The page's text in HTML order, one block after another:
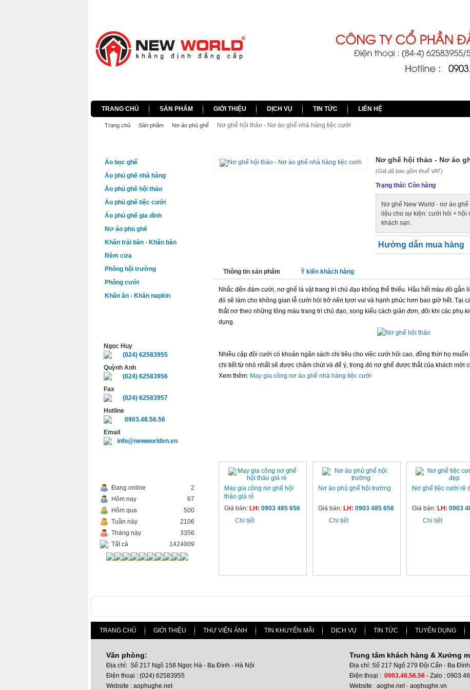
TRANG CHỦ
SẢN PHẨM GIỚI THIỆU DỊCH VỤ TIN TỨC LIÊN HỆ
Trang chủ Sản phẩm Nơ áo phủ ghế Nơ ghế hội thảo - Nơ áo ghế nhà hàng tiệc cưới
Áo bọc ghế
Áo phủ ghế nhà hàng
Áo phủ ghế hội thảo
Áo phủ ghế tiệc cưới
Áo phủ ghế gia đình
Nơ áo phủ ghế
Khăn trải bàn - Khăn bàn
Rèm cửa
Phông hội trường
Phông cưới
Khăn ăn - Khăn napkin
Ngọc Huy
(024) 62583955
Quỳnh Anh
(024) 62583956
Fax
(024) 62583957
Hotline
0903.48.56.56
Email
info@newworldvn.vn
Đang online
2
Hôm nay
67
Hôm qua
500
Tuần này
2106
Tháng này
3356
Tất cả
1424009
Nơ ghế hội thảo - Nơ áo
(Giá đã bao gồm thuế VAT)
Trạng thái: Còn hàng
Nơ ghế New World - nơ áo
liệu cho sự kiện: cưới hỏi + hội
khách sạn.
Hướng dẫn mua hàng
Thông tin sản phẩm Ý kiến khách hàng
Nhắc đến đám cưới, nơ ghế là vật trang trí chủ đạo không thể thiếu. Hầu hết màu đỏ gắn
đỏ sẽ làm cho không gian lễ cưới hỏi trở nên tươi vui và hạnh phúc hơn bao giờ hết. Tại
thắt nơ theo những tông màu trang trí chủ đạo, song kiểu cách giản đơn, đôi khi các phụ
dụng.
Nhiều cặp đôi cưới có khoản ngân sách chi tiêu cho việc cưới hỏi cao, đồng thời họ
chi tiết từ nhỏ nhất sẽ được chăm chút và để ý, trong đó nơ ghế được thắt của khách mời
Xem thêm: May gia công nơ áo ghế nhà hàng tiệc cưới
May gia công nơ ghế hội
thảo giá rẻ
Giá bán: LH:0903 485 656
Chi tiết
Nơ áo phủ ghế hội trường
Giá bán: LH:0903 485 656
Chi tiết
Nơ ghế tiệc cưới rẻ
Giá bán: LH: 0903
Chi tiết
TRANG CHỦ GIỚI THIỆU THƯ VIỆN ẢNH TIN KHUYẾN MÃI DỊCH VỤ TIN TỨC TUYỂN DỤNG
Văn phòng:
Địa chỉ: Số 217 Ngõ 158 Ngọc Hà - Ba Đình - Hà Nội
Điện thoại : (024) 62583955
Website : aophughe.net
Trung tâm khách hàng & Xưởng
Địa chỉ: Số 217 Ngõ 279 Đội Cấn - Ba
Điện thoại : 0903.48.56.56 - Zalo :
Website : aoghe.net - aophughe.vn